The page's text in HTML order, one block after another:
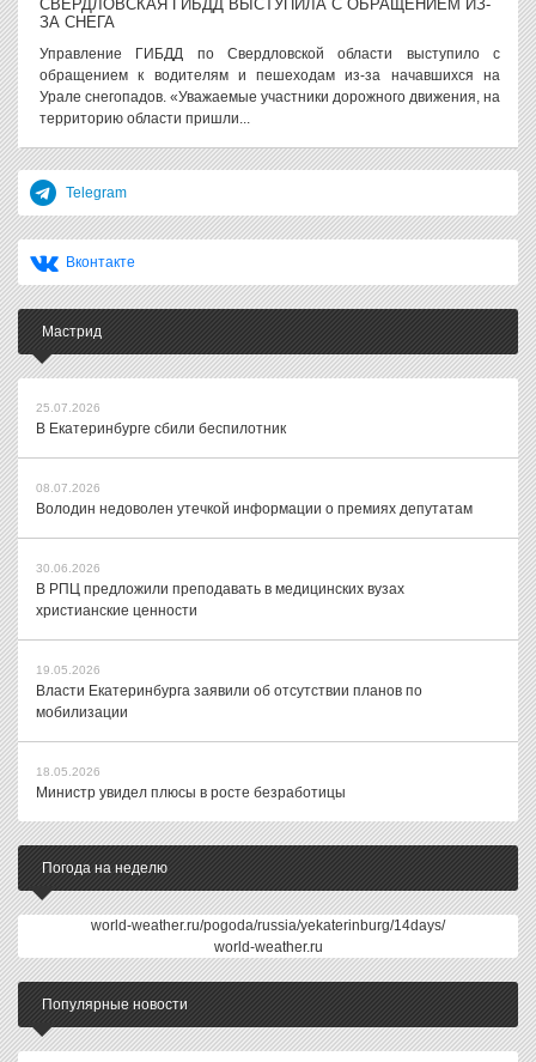
СВЕРДЛОВСКАЯ ГИБДД ВЫСТУПИЛА С ОБРАЩЕНИЕМ ИЗ-
ЗА СНЕГА
Управление ГИБДД по Свердловской области выступило с
обращением к водителям и пешеходам из-за начавшихся на
Урале снегопадов. «Уважаемые участники дорожного движения, на
территорию области пришли...
Telegram
Вконтакте
Мастрид
25.07.2026
В Екатеринбурге сбили беспилотник
08.07.2026
Володин недоволен утечкой информации о премиях депутатам
30.06.2026
В РПЦ предложили преподавать в медицинских вузах
христианские ценности
19.05.2026
Власти Екатеринбурга заявили об отсутствии планов по
мобилизации
18.05.2026
Министр увидел плюсы в росте безработицы
Погода на неделю
world-weather.ru/pogoda/russia/yekaterinburg/14days/
world-weather.ru
Популярные новости